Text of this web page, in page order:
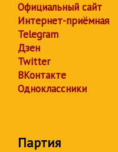
Официальный сайт
Интернет-приёмная
Telegram
Дзен
Twitter
ВКонтакте
Одноклассники
Партия